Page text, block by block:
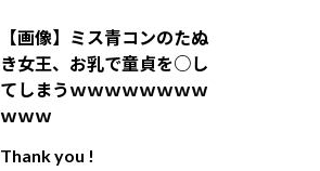
【画像】ミス青コンのたぬ
き女王、お乳で童貞を○し
てしまうｗｗｗｗｗｗｗｗ
ｗｗｗ
Thank you !